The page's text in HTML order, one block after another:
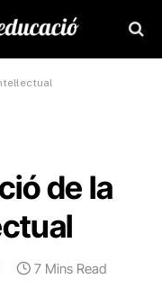
de la
7 Mins Read